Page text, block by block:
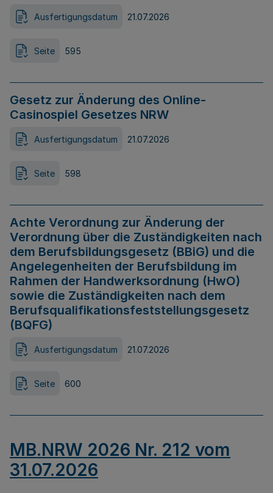
Ausfertigungsdatum 21.07.2026
Seite 595
Gesetz zur Änderung des Online-
Casinospiel Gesetzes NRW
Ausfertigungsdatum 21.07.2026
Seite 598
Achte Verordnung zur Änderung der
Verordnung über die Zuständigkeiten nach
dem Berufsbildungsgesetz (BBiG) und die
Angelegenheiten der Berufsbildung im
Rahmen der Handwerksordnung (HwO)
sowie die Zuständigkeiten nach dem
Berufsqualifikationsfeststellungsgesetz
(BQFG)
Ausfertigungsdatum 21.07.2026
Seite 600
MB.NRW 2026 Nr. 212 vom
31.07.2026